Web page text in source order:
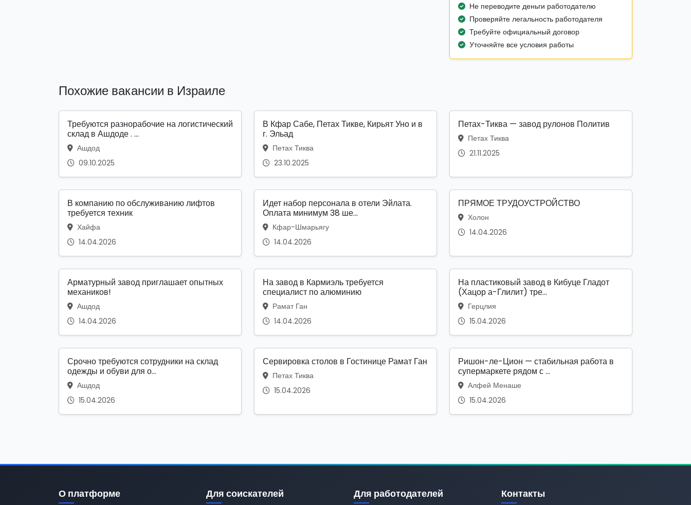
Не переводите деньги работодателю
Проверяйте легальность работодателя
Требуйте официальный договор
Уточняйте все условия работы
Похожие вакансии в Израиле
Требуются разнорабочие на логистический
склад в Ашдоде . ...
Ашдод
09.10.2025
В Кфар Сабе, Петах Тикве, Кирьят Уно и в
г. Эльад
Петах Тиква
23.10.2025
Петах-Тиква — завод рулонов Политив
Петах Тиква
21.11.2025
В компанию по обслуживанию лифтов
требуется техник
Хайфа
14.04.2026
Идет набор персонала в отели Эйлата.
Оплата минимум 38 ше...
Кфар-Шмарьягу
14.04.2026
ПРЯМОЕ ТРУДОУСТРОЙСТВО
Холон
14.04.2026
Арматурный завод приглашает опытных
механиков!
Ашдод
14.04.2026
На завод в Кармиэль требуется
специалист по алюминию
Рамат Ган
14.04.2026
На пластиковый завод в Кибуце Гладот
(Хацор а-Глилит) тре...
Герцлия
15.04.2026
Срочно требуются сотрудники на склад
одежды и обуви для о...
Ашдод
15.04.2026
Сервировка столов в Гостинице Рамат Ган
Петах Тиква
15.04.2026
Ришон-ле-Цион — стабильная работа в
супермаркете рядом с ...
Алфей Менаше
15.04.2026
О платформе Для соискателей Для работодателей Контакты